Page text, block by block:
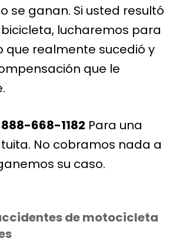
se ganan. Si usted resultó
lucharemos para
que realmente sucedió y
que le
888-668-1182 Para una
No cobramos nada a
su caso.
de motocicleta